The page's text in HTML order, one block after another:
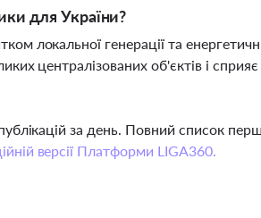
для України?
локальної генерації та
централізованих об'єктів і
за день. Повний список
версії Платформи LIGA360.